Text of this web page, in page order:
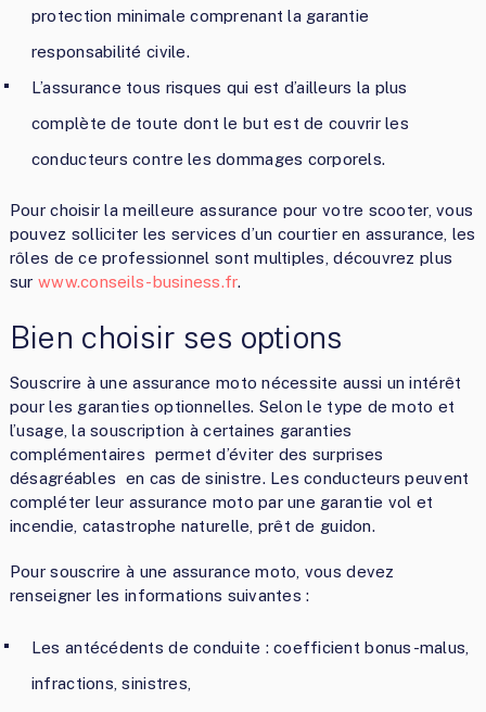
protection minimale comprenant la garantie
responsabilité civile.
L’assurance tous risques qui est d’ailleurs la plus
complète de toute dont le but est de couvrir les
conducteurs contre les dommages corporels.
Pour choisir la meilleure assurance pour votre scooter, vous
pouvez solliciter les services d’un courtier en assurance, les
rôles de ce professionnel sont multiples, découvrez plus
surwww.conseils-business.fr.
Bien choisir ses options
Souscrire à une assurance moto nécessite aussi un intérêt
pour les garanties optionnelles. Selon le type de moto et
l’usage, la souscription à certaines garanties
complémentaires permet d’éviter des surprises
désagréables en cas de sinistre. Les conducteurs peuvent
compléter leur assurance moto par une garantie vol et
incendie, catastrophe naturelle, prêt de guidon.
Pour souscrire à une assurance moto, vous devez
renseigner les informations suivantes :
Les antécédents de conduite : coefficient bonus-malus,
infractions, sinistres,